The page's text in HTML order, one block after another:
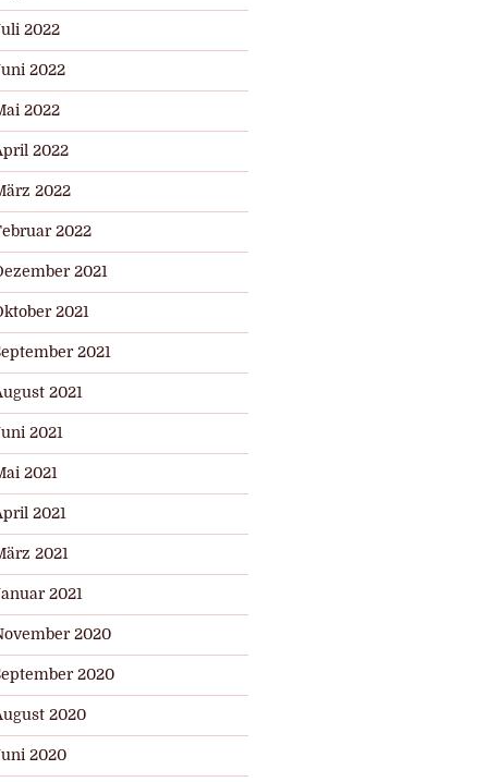
2022
2022
2022
2022
2022
2022
2021
2021
2021
2021
2021
2021
2021
2021
2021
2020
2020
2020
2020